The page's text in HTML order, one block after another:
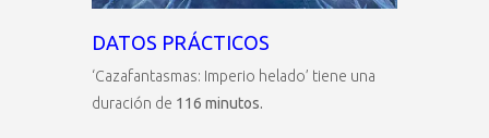
DATOS PRÁCTICOS
‘Cazafantasmas: Imperio helado’ tiene una
duración de 116 minutos.